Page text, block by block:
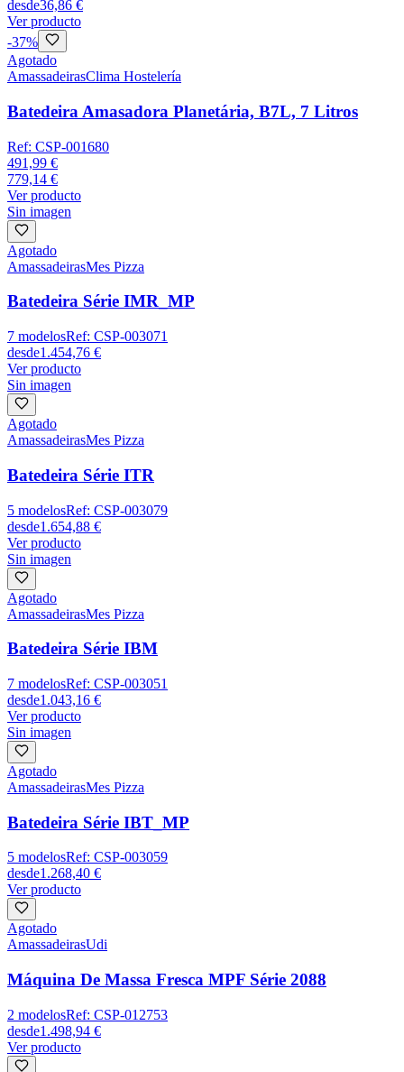
desde36,86 €
Ver producto
-37%
Agotado
AmassadeirasClima Hostelería
Batedeira Amasadora Planetária, B7L, 7 Litros
Ref: CSP-001680
491,99 €
779,14 €
Ver producto
Sin imagen
Agotado
AmassadeirasMes Pizza
Batedeira Série IMR_MP
7 modelosRef: CSP-003071
desde1.454,76 €
Ver producto
Sin imagen
Agotado
AmassadeirasMes Pizza
Batedeira Série ITR
5 modelosRef: CSP-003079
desde1.654,88 €
Ver producto
Sin imagen
Agotado
AmassadeirasMes Pizza
Batedeira Série IBM
7 modelosRef: CSP-003051
desde1.043,16 €
Ver producto
Sin imagen
Agotado
AmassadeirasMes Pizza
Batedeira Série IBT_MP
5 modelosRef: CSP-003059
desde1.268,40 €
Ver producto
Agotado
AmassadeirasUdi
Máquina De Massa Fresca MPF Série 2088
2 modelosRef: CSP-012753
desde1.498,94 €
Ver producto